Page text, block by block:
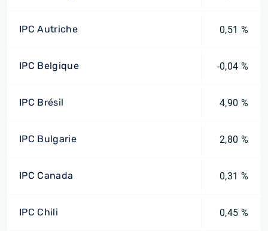
IPC Autriche 0,51 %
IPC Belgique -0,04 %
IPC Brésil 4,90 %
IPC Bulgarie 2,80 %
IPC Canada 0,31 %
IPC Chili 0,45 %